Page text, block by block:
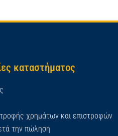
καταστήματος
χρημάτων και επιστροφών
την πώληση